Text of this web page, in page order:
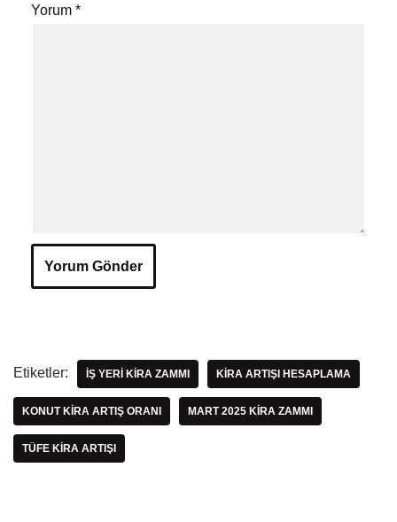
Yorum *
Etiketler: IŞ YERI KIRA ZAMMI KIRA ARTIŞI HESAPLAMA
KONUT KIRA ARTIŞ ORANI MART 2025 KIRA ZAMMI
TÜFE KIRA ARTIŞI